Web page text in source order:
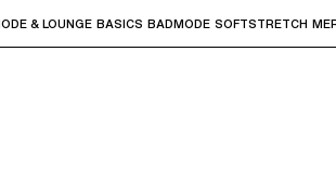
submenu's te openen en "Pijl
& LOUNGE BASICS BADMODE SOFTSTRETCH